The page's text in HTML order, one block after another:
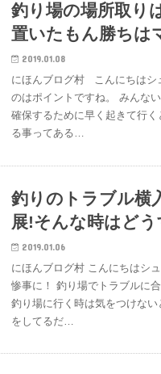
釣り場の場所取り
置いたもん勝ちは
2019.01.08
にほんブログ村 こんにちはシ
のはポイントですね。 みんな
確保するために早く起きて行
る事ってある…
釣りのトラブル横
展!そんな時はど
2019.01.06
にほんブログ村 こんにちはシ
惨事に！ 釣り場でトラブルに
釣り場に行く時は気をつけな
をしてるだ…